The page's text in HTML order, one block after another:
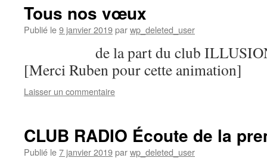
Tous nos vœux
Publié le9 janvier 2019parwp_deleted_user
de la part du club ILLUSIONS
[Merci Ruben pour cette animation]
Laisser un commentaire
CLUB RADIO Écoute de la
Publié le7 janvier 2019parwp_deleted_user